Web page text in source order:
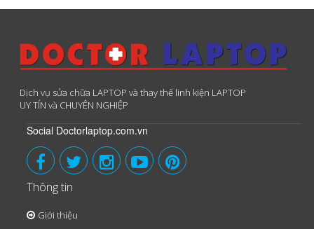
Dịch vụ sửa chữa LAPTOP và thay thế linh kiện LAPTOP
UY TÍN và CHUYÊN NGHIỆP
Social Doctorlaptop.com.vn
Thông tin
Giới thiệu